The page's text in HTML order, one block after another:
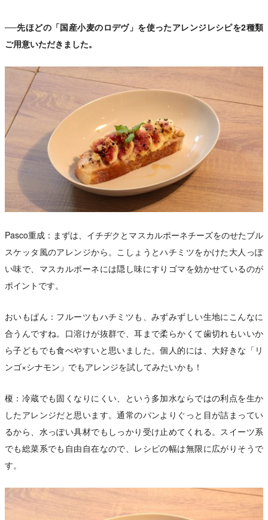
──先ほどの「国産小麦のロデヴ」を使ったアレンジレシピを2種類
ご用意いただきました。
Pasco重成：まずは、イチヂクとマスカルポーネチーズをのせたブル
スケッタ風のアレンジから。こしょうとハチミツをかけた大人っぽ
い味で、マスカルポーネには隠し味にすりゴマを効かせているのが
ポイントです。
おいもぱん：フルーツもハチミツも、みずみずしい生地にこんなに
合うんですね。口溶けが抜群で、耳まで柔らかくて歯切れもいいか
ら子どもでも食べやすいと思いました。個人的には、大好きな「リ
ンゴ×シナモン」でもアレンジを試してみたいかも！
榎：冷蔵でも固くなりにくい、という多加水ならではの利点を生か
したアレンジだと思います。通常のパンよりぐっと目が詰まってい
るから、水っぽい具材でもしっかり受け止めてくれる。スイーツ系
でも総菜系でも自由自在なので、レシピの幅は無限に広がりそうで
す。